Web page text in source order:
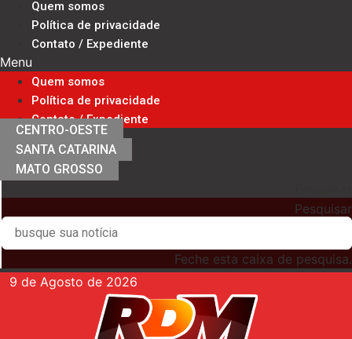
conteúdo
Quem somos
Política de privacidade
Contato / Expediente
Menu
Quem somos
Política de privacidade
Contato / Expediente
CENTRO-OESTE
SANTA CATARINA
MATO GROSSO
Pesquisar
Feche esta caixa de pesquisa.
9 de Agosto de 2026